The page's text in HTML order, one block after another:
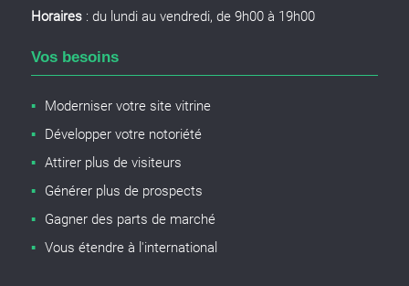
Horaires : du lundi au vendredi, de 9h00 à 19h00
Vos besoins
Moderniser votre site vitrine
Développer votre notoriété
Attirer plus de visiteurs
Générer plus de prospects
Gagner des parts de marché
Vous étendre à l'international